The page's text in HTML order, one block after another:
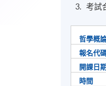
考試
哲學概
報名代
開課日期
時間